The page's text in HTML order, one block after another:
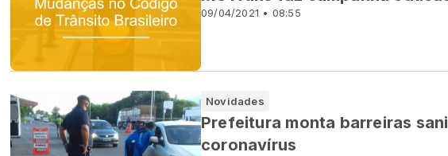
09/04/2021 • 08:55
Novidades
Prefeitura monta barreiras
coronavírus